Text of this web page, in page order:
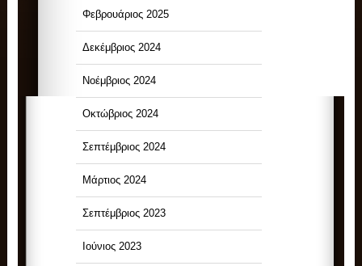
Φεβρουάριος 2025
Δεκέμβριος 2024
Νοέμβριος 2024
Οκτώβριος 2024
Σεπτέμβριος 2024
Μάρτιος 2024
Σεπτέμβριος 2023
Ιούνιος 2023